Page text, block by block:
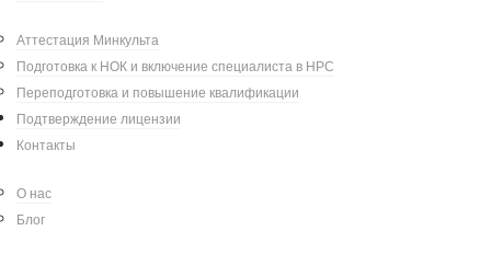
Аттестация Минкульта
Подготовка к НОК и включение специалиста в НРС
Переподготовка и повышение квалификации
Подтверждение лицензии
Контакты
О нас
Блог
Разработка научно-проектной документации
на проведение работ по сохранению объекта
культурного наследия (памятника истории и
культуры народов Российской Федерации)
Пушкин Александр Сергеевич», 1839-1841 гг.
(«Часовня», «Верстовой знак»)